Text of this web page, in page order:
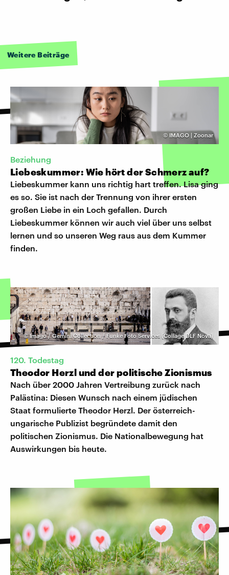
Weitere Beiträge
© IMAGO | Zoonar
Beziehung
Liebeskummer: Wie hört der Schmerz auf?
Liebeskummer kann uns richtig hart treffen. Lisa ging
es so. Sie ist nach der Trennung von ihrer ersten
großen Liebe in ein Loch gefallen. Durch
Liebeskummer können wir auch viel über uns selbst
lernen und so unseren Weg raus aus dem Kummer
finden.
©Imago / Gemini Collection / Funke Foto Services (Collage DLF Nova)
120. Todestag
Theodor Herzl und der politische Zionismus
Nach über 2000 Jahren Vertreibung zurück nach
Palästina: Diesen Wunsch nach einem jüdischen
Staat formulierte Theodor Herzl. Der österreich-
ungarische Publizist begründete damit den
politischen Zionismus. Die Nationalbewegung hat
Auswirkungen bis heute.